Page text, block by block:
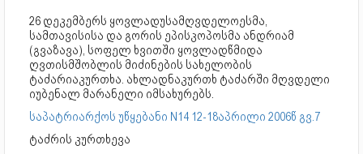
26 დეკემბერს ყოვლადუსამღვდელოესმა,
სამთავისისა და გორის ეპისკოპოსმა ანდრიამ
(გვაზავა), სოფელ ხვითში ყოვლადწმიდა
ღვთისმშობლის მიძინების სახელობის
ტაძარიაკურთხა. ახლადნაკურთხ ტაძარში მღვდელი
იუბენალ მარანელი იმსახურებს.
საპატრიარქოს უწყებანი N14 12-18აპრილი 2006წ გვ.7
ტაძრის კურთხევა